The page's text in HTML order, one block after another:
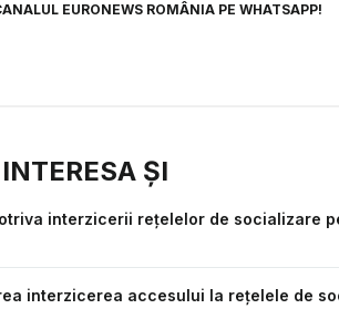
EURONEWS ROMÂNIA PE WHATSAPP!
ȘI
interzicerii rețelelor de socializare
interzicerea accesului la rețelele de